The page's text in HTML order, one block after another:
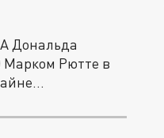
Дональда
Марком Рютте в